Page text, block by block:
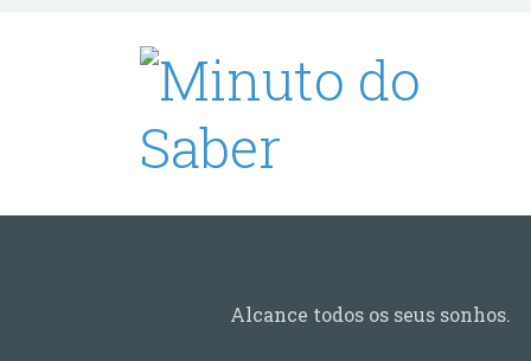
Alcance todos os seus sonhos.